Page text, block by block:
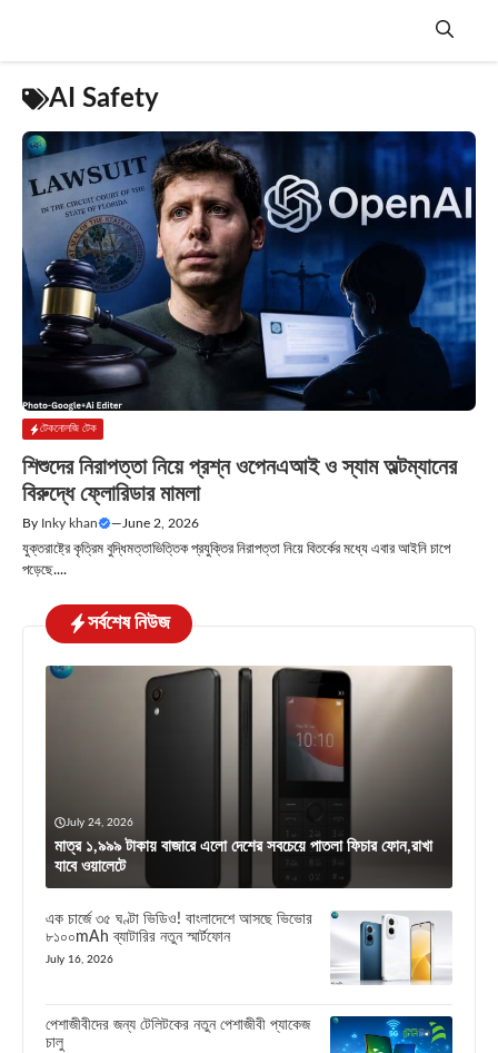
Menu
AI Safety
টেকনোলজি টেক
শিশুদের নিরাপত্তা নিয়ে প্রশ্ন ওপেনএআই ও স্যাম অল্টম্যানের
বিরুদ্ধে ফ্লোরিডার মামলা
By Inky khan — June 2, 2026
যুক্তরাষ্ট্রে কৃত্রিম বুদ্ধিমত্তাভিত্তিক প্রযুক্তির নিরাপত্তা নিয়ে বিতর্কের মধ্যে এবার আইনি চাপে
পড়েছে....
সর্বশেষ নিউজ
July 24, 2026
মাত্র ১,৯৯৯ টাকায় বাজারে এলো দেশের সবচেয়ে পাতলা ফিচার ফোন,রাখা
যাবে ওয়ালেটে
এক চার্জে ৩৫ ঘণ্টা ভিডিও! বাংলাদেশে আসছে ভিভোর
৮১০০mAh ব্যাটারির নতুন স্মার্টফোন
July 16, 2026
পেশাজীবীদের জন্য টেলিটকের নতুন পেশাজীবী প্যাকেজ
চালু